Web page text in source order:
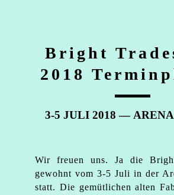
Bright
2018
3-5 JULI 2018 —
Wir freuen uns. Ja die
gewohnt vom 3-5 Juli in der
statt. Die gemütlichen alten